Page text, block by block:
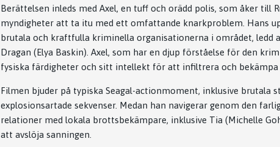
Berättelsen inleds med Axel, en tuff och orädd polis, som åker till
myndigheter att ta itu med ett omfattande knarkproblem. Hans
brutala och kraftfulla kriminella organisationerna i området, ledd
Dragan (Elya Baskin). Axel, som har en djup förståelse för den
fysiska färdigheter och sitt intellekt för att infiltrera och bekämpa
Filmen bjuder på typiska Seagal-actionmoment, inklusive brutala
explosionsartade sekvenser. Medan han navigerar genom den
relationer med lokala brottsbekämpare, inklusive Tia (Michelle
att avslöja sanningen.